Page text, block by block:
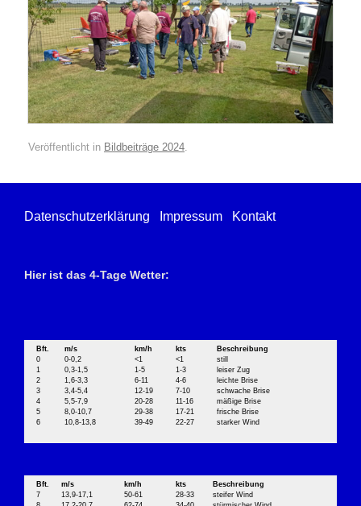
Veröffentlicht in Bildbeiträge 2024
Datenschutzerklärung Impressum Kontakt
Hier ist das 4-Tage Wetter:
Bft. m/s km/h kts
Beschreibung
0
0-0,2 <1 <1
still
1
0,3-1,5 1-5 1-3
leiser Zug
2
1,6-3,3 6-11 4-6
leichte Brise
3
3,4-5,4 12-19 7-10
schwache Brise
4
5,5-7,9 20-28 11-16
mäßige Brise
5
8,0-10,7 29-38 17-21
frische Brise
6
10,8-13,8 39-49 22-27 starker Wind
Bft. m/s km/h kts
Beschreibung
7
13,9-17,1 50-61 28-33
steifer Wind